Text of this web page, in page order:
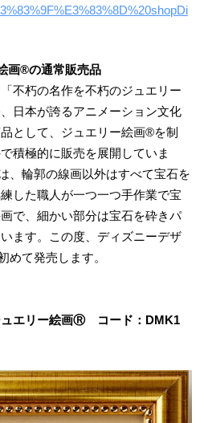
画®︎の通常販売品
不朽の名作を不朽のジュエリー
日本が誇るアニメーション文化
として、ジュエリー絵画®︎を制
積極的に販売を展開していま
、輪郭の線画以外はすべて宝石を
した職人が一つ一つ手作業で宝
で、細かい部分は宝石を砕きパ
ます。この度、ディズニーデザ
めて発売します。
エリー絵画Ⓡ コード： DMK1